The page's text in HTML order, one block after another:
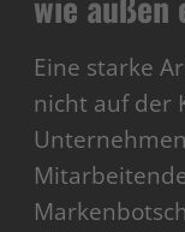
Eine starke
nicht auf der